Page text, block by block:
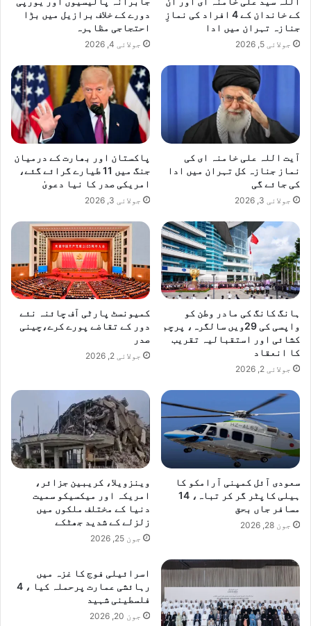
س
ے
ش
ر
ع
ی
م
ک
ا
ن
کے خاندان کے 4 افراد کی نمازِ
جنازہ تہران میں ادا
جولائی 5, 2026
دورے کے خلاف برازیل میں بڑا
احتجاجی مظاہرہ
جولائی 4, 2026
آیت اللہ علی خامنہ ای کی
نماز جنازہ کل تہران میں ادا
کی جائے گی
جولائی 3, 2026
پاکستان اور بھارت کے درمیان
جنگ میں 11 طیارے گرائے گئے،
امریکی صدر کا نیا دعویٰ
جولائی 3, 2026
ہانگ کانگ کی مادر وطن کو
واپسی کی 29ویں سالگرہ، پرچم
کشائی اور استقبالیہ تقریب
کا انعقاد
جولائی 2, 2026
کمیونسٹ پارٹی آف چائنہ نئے
دور کے تقاضے پورے کرے،چینی
صدر
جولائی 2, 2026
سعودی آئل کمپنی آرامکو کا
ہیلی کاپٹر گر کر تباہ، 14
مسافر جاں بحق
جون 28, 2026
وینزویلا، کریبین جزائر،
امریکہ اور میکسیکو سمیت
دنیا کے مختلف ملکوں میں
زلزلے کے شدید جھٹکے
جون 25, 2026
اسرائیلی فوج کا غزہ میں
رہائشی عمارت پرحملہ کیا ، 4
فلسطینی شہید
جون 20, 2026